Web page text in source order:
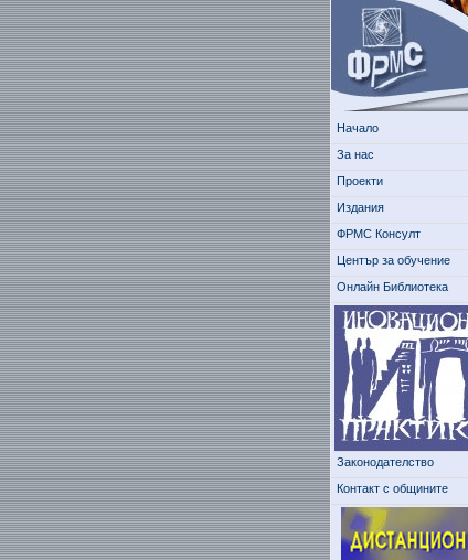
Начало
За нас
Проекти
Издания
ФРМС Консулт
Център за обучение
Онлайн Библиотека
Законодателство
Контакт с общините